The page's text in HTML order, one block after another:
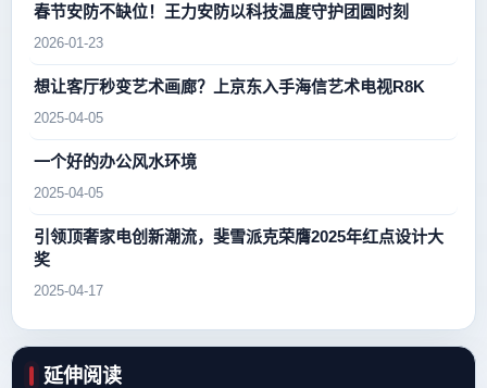
春节安防不缺位！王力安防以科技温度守护团圆时刻
2026-01-23
想让客厅秒变艺术画廊？上京东入手海信艺术电视R8K
2025-04-05
一个好的办公风水环境
2025-04-05
引领顶奢家电创新潮流，斐雪派克荣膺2025年红点设计大
奖
2025-04-17
延伸阅读